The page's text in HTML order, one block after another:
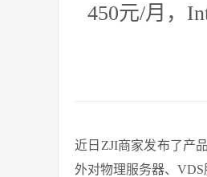
450元/月，
近日ZJI商家发布了产
外对物理服务器、